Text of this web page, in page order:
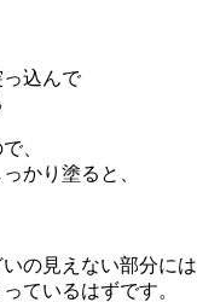
込んで
、
かり塗ると、
の見えない部分には
ているはずです。